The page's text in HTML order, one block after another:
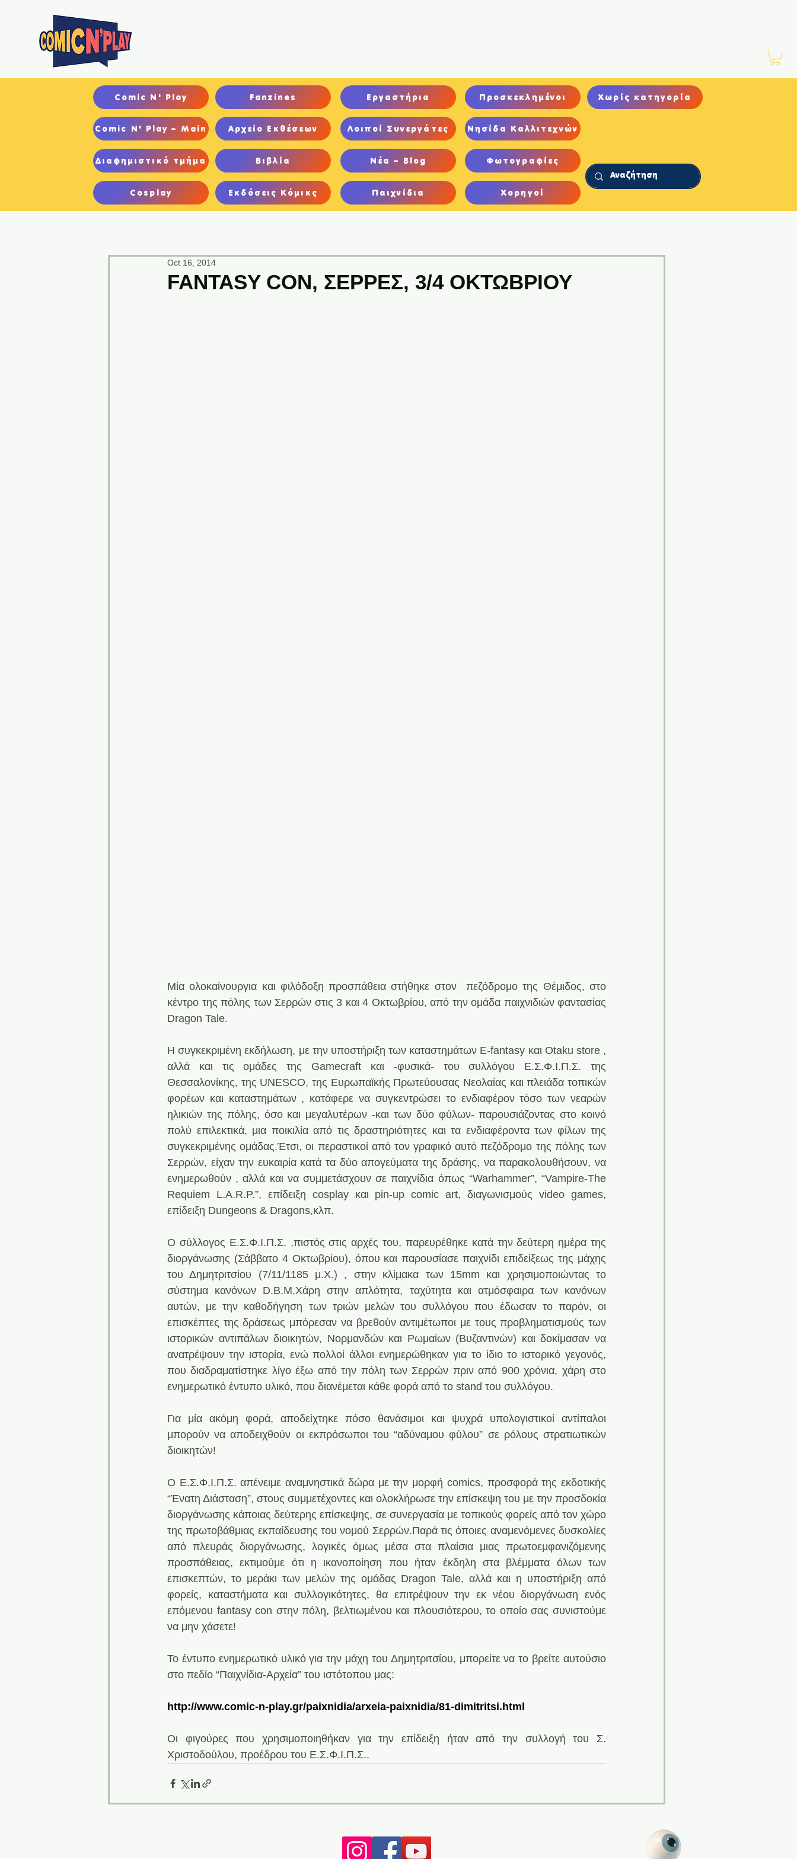
Comic N' Play Fanzines Εργαστήρια Προσκεκλημένοι Χωρίς κατηγορία
Comic N' Play – Main Αρχείο Εκθέσεων Λοιποί Συνεργάτες Νησίδα Καλλιτεχνών
Διαφημιστικό τμήμα Βιβλία
Cosplay Εκδόσεις Κόμικς
Νέα – Blog
Παιχνίδια
Φωτογραφίες
Χορηγοί
Oct 16, 2014
Μία ολοκαίνουργια και φιλόδοξη προσπάθεια στήθηκε στον  πεζόδρομο της Θέμιδος, στο
κέντρο της πόλης των Σερρών στις 3 και 4 Οκτωβρίου, από την ομάδα παιχνιδιών φαντασίας
Dragon Tale.
H συγκεκριμένη εκδήλωση, με την υποστήριξη των καταστημάτων E-fantasy και Οtaku store ,
αλλά και τις ομάδες της Gamecraft και -φυσικά- του συλλόγου E.Σ.Φ.Ι.Π.Σ. της
Θεσσαλονίκης, της UNESCΟ, της Ευρωπαϊκής Πρωτεύουσας Νεολαίας και πλειάδα τοπικών
φορέων και καταστημάτων , κατάφερε να συγκεντρώσει το ενδιαφέρον τόσο των νεαρών
ηλικιών της πόλης, όσο και μεγαλυτέρων -και των δύο φύλων- παρουσιάζοντας στο κοινό
πολύ επιλεκτικά, μια ποικιλία από τις δραστηριότητες και τα ενδιαφέροντα των φίλων της
συγκεκριμένης ομάδας.Έτσι, οι περαστικοί από τον γραφικό αυτό πεζόδρομο της πόλης των
Σερρών, είχαν την ευκαιρία κατά τα δύο απογεύματα της δράσης, να παρακολουθήσουν, να
ενημερωθούν , αλλά και να συμμετάσχουν σε παιχνίδια όπως “Warhammer”, “Vampire-The
Requiem L.A.R.P.”, επίδειξη cosplay και pin-up comic art, διαγωνισμούς video games,
επίδειξη Dungeons & Dragons,κλπ.
Ο σύλλογος Ε.Σ.Φ.Ι.Π.Σ. ,πιστός στις αρχές του, παρευρέθηκε κατά την δεύτερη ημέρα της
διοργάνωσης (Σάββατο 4 Οκτωβρίου), όπου και παρουσίασε παιχνίδι επιδείξεως της μάχης
του Δημητριτσίου (7/11/1185 μ.Χ.) , στην κλίμακα των 15mm και χρησιμοποιώντας το
σύστημα κανόνων D.B.M.Xάρη στην απλότητα, ταχύτητα και ατμόσφαιρα των κανόνων
αυτών, με την καθοδήγηση των τριών μελών του συλλόγου που έδωσαν το παρόν, οι
επισκέπτες της δράσεως μπόρεσαν να βρεθούν αντιμέτωποι με τους προβληματισμούς των
ιστορικών αντιπάλων διοικητών, Νορμανδών και Ρωμαίων (Βυζαντινών) και δοκίμασαν να
ανατρέψουν την ιστορία, ενώ πολλοί άλλοι ενημερώθηκαν για το ίδιο το ιστορικό γεγονός,
που διαδραματίστηκε λίγο έξω από την πόλη των Σερρών πριν από 900 χρόνια, χάρη στο
ενημερωτικό έντυπο υλικό, που διανέμεται κάθε φορά από το stand του συλλόγου.
Για μία ακόμη φορά, αποδείχτηκε πόσο θανάσιμοι και ψυχρά υπολογιστικοί αντίπαλοι
μπορούν να αποδειχθούν οι εκπρόσωποι του “αδύναμου φύλου” σε ρόλους στρατιωτικών
διοικητών!
Ο Ε.Σ.Φ.Ι.Π.Σ. απένειμε αναμνηστικά δώρα με την μορφή comics, προσφορά της εκδοτικής
“Ένατη Διάσταση”, στους συμμετέχοντες και ολοκλήρωσε την επίσκεψη του με την προσδοκία
διοργάνωσης κάποιας δεύτερης επίσκεψης, σε συνεργασία με τοπικούς φορείς από τον χώρο
της πρωτοβάθμιας εκπαίδευσης του νομού Σερρών.Παρά τις όποιες αναμενόμενες δυσκολίες
από πλευράς διοργάνωσης, λογικές όμως μέσα στα πλαίσια μιας πρωτοεμφανιζόμενης
προσπάθειας, εκτιμούμε ότι η ικανοποίηση που ήταν έκδηλη στα βλέμματα όλων των
επισκεπτών, το μεράκι των μελών της ομάδας Dragon Tale, αλλά και η υποστήριξη από
φορείς, καταστήματα και συλλογικότητες, θα επιτρέψουν την εκ νέου διοργάνωση ενός
επόμενου fantasy con στην πόλη, βελτιωμένου και πλουσιότερου, το οποίο σας συνιστούμε
να μην χάσετε!
Το έντυπο ενημερωτικό υλικό για την μάχη του Δημητριτσίου, μπορείτε να το βρείτε αυτούσιο
στο πεδίο “Παιχνίδια-Αρχεία” του ιστότοπου μας:
http://www.comic-n-play.gr/paixnidia/arxeia-paixnidia/81-dimitritsi.html
Oι φιγούρες που χρησιμοποιηθήκαν για την επίδειξη ήταν από την συλλογή του Σ.
Χριστοδούλου, προέδρου του Ε.Σ.Φ.Ι.Π.Σ..